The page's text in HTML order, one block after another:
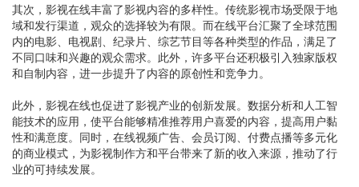
其次，影视在线丰富了影视内容的多样性。传统影视市场受限于地
域和发行渠道，观众的选择较为有限。而在线平台汇聚了全球范围
内的电影、电视剧、纪录片、综艺节目等各种类型的作品，满足了
不同口味和兴趣的观众需求。此外，许多平台还积极引入独家版权
和自制内容，进一步提升了内容的原创性和竞争力。
此外，影视在线也促进了影视产业的创新发展。数据分析和人工智
能技术的应用，使平台能够精准推荐用户喜爱的内容，提高用户黏
性和满意度。同时，在线视频广告、会员订阅、付费点播等多元化
的商业模式，为影视制作方和平台带来了新的收入来源，推动了行
业的可持续发展。